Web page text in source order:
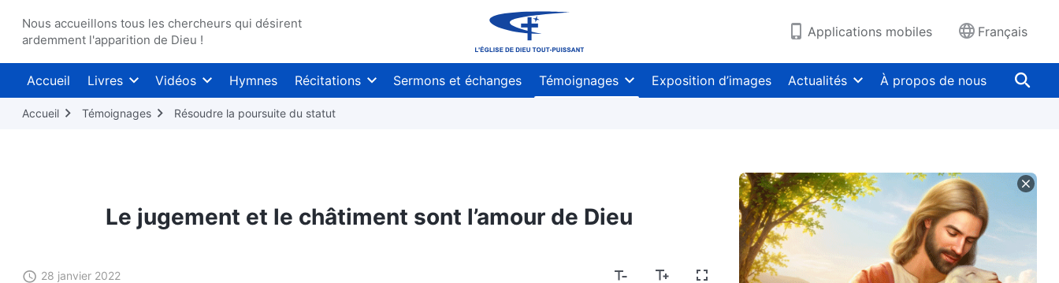
Nous accueillons tous les chercheurs qui désirent
ardemment l'apparition de Dieu !
Applications mobiles Français
Accueil Livres Vidéos Hymnes Récitations Sermons et échanges Témoignages Exposition d’images Actualités À propos de nous
Accueil Témoignages Résoudre la poursuite du statut
Le jugement et le châtiment sont l’amour de Dieu
28 janvier 2022